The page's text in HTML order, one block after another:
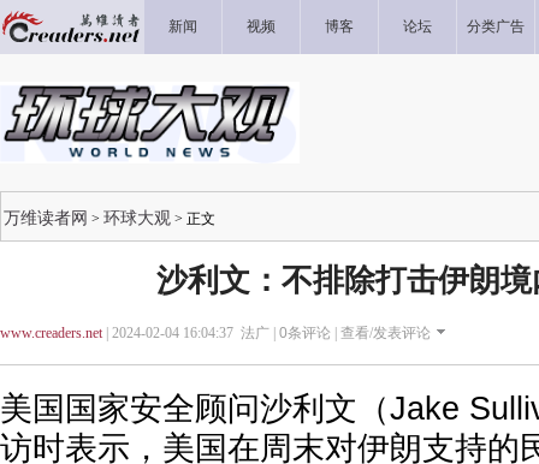
新闻 视频 博客 论坛 分类广告
万维读者网 > 环球大观 > 正文
沙利文：不排除打击伊朗
www.creaders.net| 2024-02-04 16:04:37 法广 | 0条评论 | 查看/发表评论
美国国家安全顾问沙利文（Jake
访时表示，美国在周末对伊朗支持的